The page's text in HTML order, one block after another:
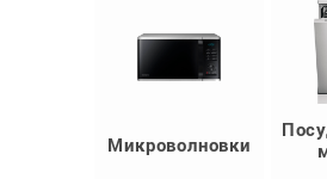
Микроволновки